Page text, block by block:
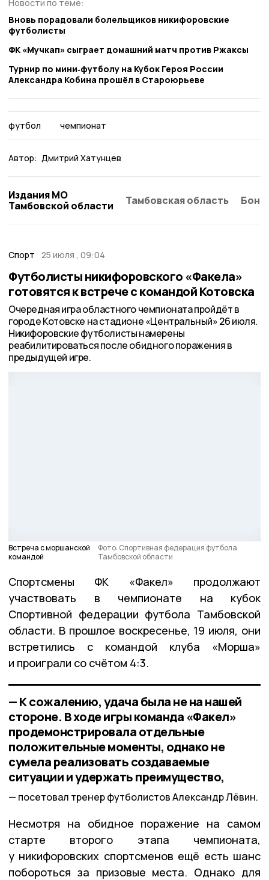
Новости по теме:
Вновь порадовали болельщиков никифоровские
футболисты
ФК «Мучкап» сыграет домашний матч против Ржаксы
Турнир по мини‑футболу на Кубок Героя России
Александра Кобина прошёл в Староюрьеве
футбол чемпионат
Автор: Дмитрий Хатунцев
Издания МО
Тамбовской области
Тамбовская область
Спорт 25 июля , 09:04
Футболисты никифоровского «Факела»
готовятся к встрече с командой Котовска
Очередная игра областного чемпионата пройдёт в
городе Котовске на стадионе «Центральный» 26 июля.
Никифоровские футболисты намерены
реабилитироваться после обидного поражения в
предыдущей игре.
Встреча с моршанской
командой
Фото: Спортивная федерация футбола
Тамбовской области
Спортсмены ФК «Факел» продолжают
участвовать в чемпионате на кубок
Спортивной федерации футбола Тамбовской
области. В прошлое воскресенье, 19 июля, они
встретились с командой клуба «Морша»
и проиграли со счётом 4:3.
— К сожалению, удача была не на нашей
стороне. В ходе игры команда «Факел»
продемонстрировала отдельные
положительные моменты, однако не
сумела реализовать создаваемые
ситуации и удержать преимущество,
посетовал тренер футболистов Александр Лёвин.
Несмотря на обидное поражение на самом
старте второго этапа чемпионата,
у никифоровских спортсменов ещё есть шанс
побороться за призовые места. Однако для